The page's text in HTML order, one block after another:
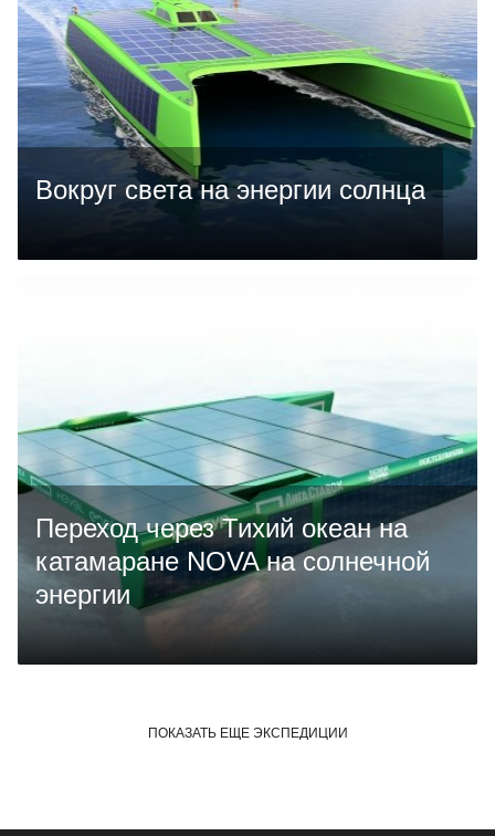
Вокруг света на энергии солнца
Переход через Тихий океан на
катамаране NOVA на солнечной
энергии
ПОКАЗАТЬ ЕЩЕ ЭКСПЕДИЦИИ